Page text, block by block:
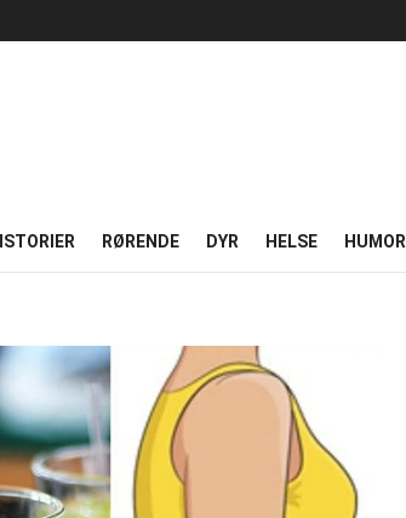
RØRENDE DYR HELSE HUMOR